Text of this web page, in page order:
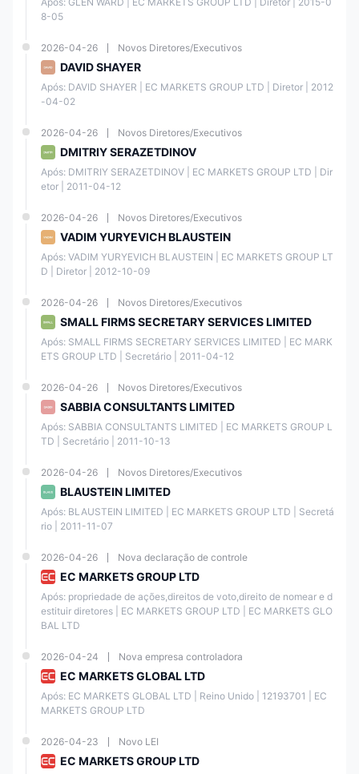
Poli NZD
Atendimento ao Cliente
EC Markets oferece múltiplos canais de atendimento ao cliente,
permitindo que os traders se conectem com a empresa e busquem
suporte ao cliente por telefone no número +248 422 4099 ou por e-
mail em support@ecmarkets.sc.
Além disso, EC Markets mantém presença em várias plataformas de
mídia social, como Facebook, Twitter, LinkedIn, YouTube e Instagram,
proporcionando uma oportunidade para os traders se envolverem e
8-05
2026-04-26 Novos Diretores/Executivos
DAVID SHAYER
Após: DAVID SHAYER | EC MARKETS GROUP LTD | Diretor | 2012
-04-02
2026-04-26 Novos Diretores/Executivos
DMITRIY SERAZETDINOV
Após: DMITRIY SERAZETDINOV | EC MARKETS GROUP LTD | Dir
etor | 2011-04-12
2026-04-26 Novos Diretores/Executivos
VADIM YURYEVICH BLAUSTEIN
Após: VADIM YURYEVICH BLAUSTEIN | EC MARKETS GROUP LT
D | Diretor | 2012-10-09
2026-04-26 Novos Diretores/Executivos
SMALL FIRMS SECRETARY SERVICES LIMITED
Após: SMALL FIRMS SECRETARY SERVICES LIMITED | EC MARK
ETS GROUP LTD | Secretário | 2011-04-12
2026-04-26 Novos Diretores/Executivos
SABBIA CONSULTANTS LIMITED
Após: SABBIA CONSULTANTS LIMITED | EC MARKETS GROUP L
TD | Secretário | 2011-10-13
2026-04-26 Novos Diretores/Executivos
BLAUSTEIN LIMITED
Após: BLAUSTEIN LIMITED | EC MARKETS GROUP LTD | Secretá
rio | 2011-11-07
2026-04-26 Nova declaração de controle
EC MARKETS GROUP LTD
Após: propriedade de ações,direitos de voto,direito de nomear e d
estituir diretores | EC MARKETS GROUP LTD | EC MARKETS GLO
BAL LTD
2026-04-24 Nova empresa controladora
EC MARKETS GLOBAL LTD
Após: EC MARKETS GLOBAL LTD | Reino Unido | 12193701 | EC
MARKETS GROUP LTD
2026-04-23 Novo LEI
EC MARKETS GROUP LTD